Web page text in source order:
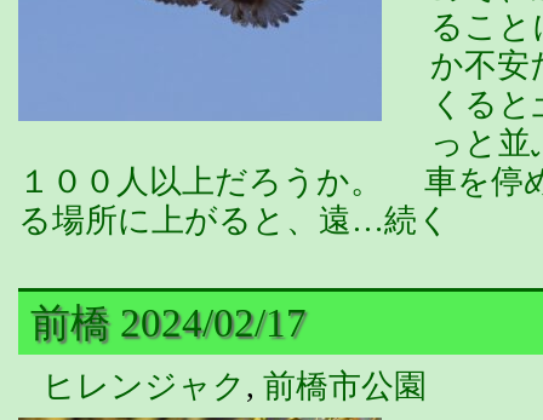
るこ
か不安
くる
っと
１００人以上だろうか。 車を停
る場所に上がると、遠…続く
前橋 2024/02/17
ヒレンジャク , 前橋市公園